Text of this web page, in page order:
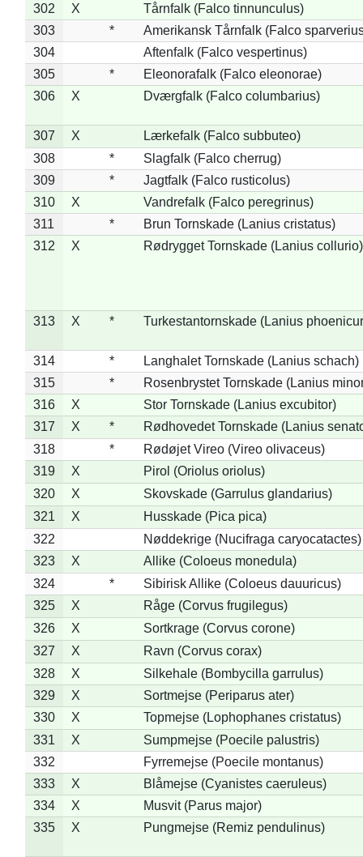
302
X
Tårnfalk (Falco tinnunculus)
303
*
Amerikansk Tårnfalk (Falco
304
Aftenfalk (Falco vespertinus)
305
*
Eleonorafalk (Falco eleonorae)
306
X Dværgfalk (Falco columbarius)
307 X
Lærkefalk (Falco subbuteo)
308
*
Slagfalk (Falco cherrug)
309
*
Jagtfalk (Falco rusticolus)
310
X
Vandrefalk (Falco peregrinus)
311
*
Brun Tornskade (Lanius cristatus)
312
X Rødrygget Tornskade (Lanius collurio)
313 X * Turkestantornskade (Lanius
314 *
Langhalet Tornskade (Lanius schach)
315
*
Rosenbrystet Tornskade (Lanius
316
X
Stor Tornskade (Lanius excubitor)
317
X *
Rødhovedet Tornskade (Lanius
318
*
Rødøjet Vireo (Vireo olivaceus)
319
X
Pirol (Oriolus oriolus)
320
X
Skovskade (Garrulus glandarius)
321
X
Husskade (Pica pica)
322
Nøddekrige (Nucifraga caryocatactes)
323
X
Allike (Coloeus monedula)
324
*
Sibirisk Allike (Coloeus dauuricus)
325
X
Råge (Corvus frugilegus)
326
X
Sortkrage (Corvus corone)
327
X
Ravn (Corvus corax)
328
X
Silkehale (Bombycilla garrulus)
329
X
Sortmejse (Periparus ater)
330
X
Topmejse (Lophophanes cristatus)
331
X
Sumpmejse (Poecile palustris)
332
Fyrremejse (Poecile montanus)
333
X
Blåmejse (Cyanistes caeruleus)
334
X
Musvit (Parus major)
335
X Pungmejse (Remiz pendulinus)